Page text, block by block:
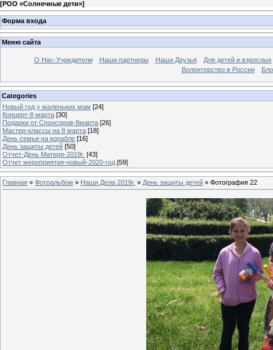
[РОО «Солнечные дети»]
Форма входа
Меню сайта
О Нас-Учредители Наши партнеры Наши Друзья
Для детей и взрослых
Волонтерство в России
Categories
Новый год у маленьких мам [24]
Концерт-8 марта [30]
Подарки от Спонсоров-8марта [26]
Мастер-классы на 8 марта [18]
День семьи на корабле [16]
День защиты детей [50]
Отчет-День Матери-2019г. [43]
Отчет мероприятия-новый-2020-год [59]
Главная » Фотоальбом » Наши Дела 2019г. » День защиты детей » Фотография 22